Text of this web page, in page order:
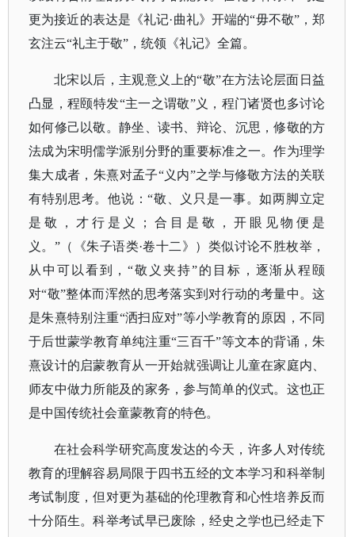
更为接近的表达是《礼记·曲礼》开端的“毋不敬”，郑
玄注云“礼主于敬”，统领《礼记》全篇。
北宋以后，主观意义上的“敬”在方法论层面日益
凸显，程颐特发“主一之谓敬”义，程门诸贤也多讨论
如何修己以敬。静坐、读书、辩论、沉思，修敬的方
法成为宋明儒学派别分野的重要标准之一。作为理学
集大成者，朱熹对孟子“义内”之学与修敬方法的关联
有特别思考。他说：“敬、义只是一事。如两脚立定
是敬，才行是义；合目是敬，开眼见物便是
义。”（《朱子语类·卷十二》）类似讨论不胜枚举，
从中可以看到，“敬义夹持”的目标，逐渐从程颐
对“敬”整体而浑然的思考落实到对行动的考量中。这
是朱熹特别注重“洒扫应对”等小学教育的原因，不同
于后世蒙学教育单纯注重“三百千”等文本的背诵，朱
熹设计的启蒙教育从一开始就强调让儿童在家庭内、
师友中做力所能及的家务，参与简单的仪式。这也正
是中国传统社会童蒙教育的特色。
在社会科学研究高度发达的今天，许多人对传统
教育的理解容易局限于四书五经的文本学习和科举制
考试制度，但对更为基础的伦理教育和心性培养反而
十分陌生。科举考试早已废除，经史之学也已经走下